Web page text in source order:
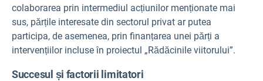
colaborarea prin intermediul acțiunilor menționate mai
sus, părțile interesate din sectorul privat ar putea
participa, de asemenea, prin finanțarea unei părți a
intervențiilor incluse în proiectul „Rădăcinile viitorului”.
Succesul și factorii limitatori